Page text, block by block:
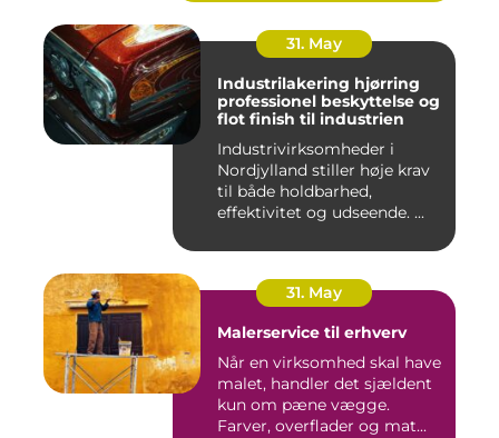
31. May
Industrilakering hjørring
professionel beskyttelse og
flot finish til industrien
Industrivirksomheder i
Nordjylland stiller høje krav
til både holdbarhed,
effektivitet og udseende. ...
31. May
Malerservice til erhverv
Når en virksomhed skal have
malet, handler det sjældent
kun om pæne vægge.
Farver, overflader og mat...